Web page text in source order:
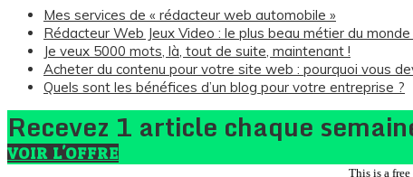
Mes services de « rédacteur web automobile »
Rédacteur Web Jeux Video : le plus beau métier du monde
Je veux 5000 mots, là, tout de suite, maintenant !
Acheter du contenu pour votre site web : pourquoi vous
Quels sont les bénéfices d’un blog pour votre entreprise ?
Recevez 1 article chaque
VOIR L'OFFRE
This is a